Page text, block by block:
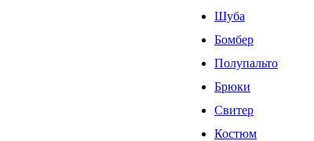
Шуба
Бомбер
Полупальто
Брюки
Свитер
Костюм